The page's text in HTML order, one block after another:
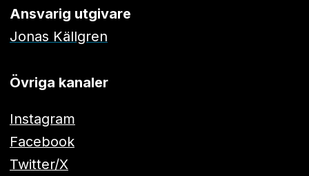
Ansvarig utgivare
Jonas Källgren
Övriga kanaler
Instagram
Facebook
Twitter/X